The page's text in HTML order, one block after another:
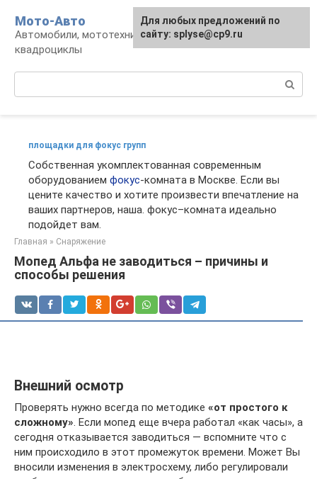
контенту
Мото-Авто
Автомобили, мототехника, снегоходы,
квадроциклы
площадки для фокус групп
Собственная укомплектованная современным
оборудованием фокус-комната в Москве. Если вы
цените качество и хотите произвести впечатление на
ваших партнеров, наша. фокус–комната идеально
подойдет вам.
Главная » Снаряжение
Мопед Альфа не заводиться – причины и
способы решения
Внешний осмотр
Проверять нужно всегда по методике «от простого к
сложному». Если мопед еще вчера работал «как часы», а
сегодня отказывается заводиться — вспомните что с
ним происходило в этот промежуток времени. Может Вы
вносили изменения в электросхему, либо регулировали
Для любых предложений по
сайту: splyse@cp9.ru